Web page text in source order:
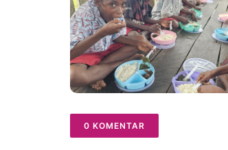
0 KOMENTAR